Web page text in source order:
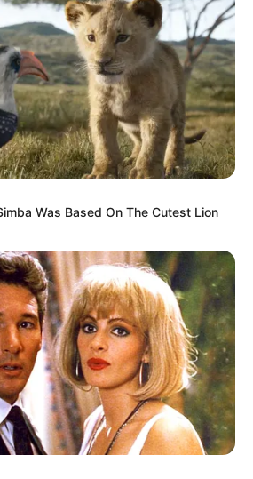
Was Based On The Cutest Lion